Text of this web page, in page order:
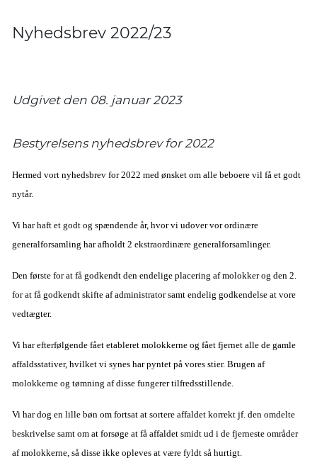
Nyhedsbrev 2022/23
Udgivet den 08. januar 2023
Bestyrelsens nyhedsbrev for 2022
Hermed vort nyhedsbrev for 2022 med ønsket om alle beboere vil få et godt
nytår.
Vi har haft et godt og spændende år, hvor vi udover vor ordinære
generalforsamling har afholdt 2 ekstraordinære generalforsamlinger.
Den første for at få godkendt den endelige placering af molokker og den 2.
for at få godkendt skifte af administrator samt endelig godkendelse at vore
vedtægter.
Vi har efterfølgende fået etableret molokkerne og fået fjernet alle de gamle
affaldsstativer, hvilket vi synes har pyntet på vores stier. Brugen af
molokkerne og tømning af disse fungerer tilfredsstillende.
Vi har dog en lille bøn om fortsat at sortere affaldet korrekt jf. den omdelte
beskrivelse samt om at forsøge at få affaldet smidt ud i de fjerneste områder
af molokkerne, så disse ikke opleves at være fyldt så hurtigt.